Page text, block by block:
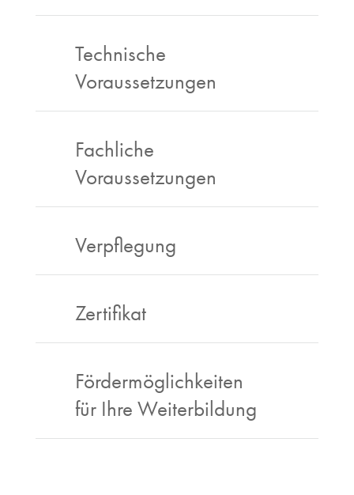
Technische
Voraussetzungen
Fachliche
Voraussetzungen
Verpflegung
Zertifikat
Fördermöglichkeiten
für Ihre Weiterbildung